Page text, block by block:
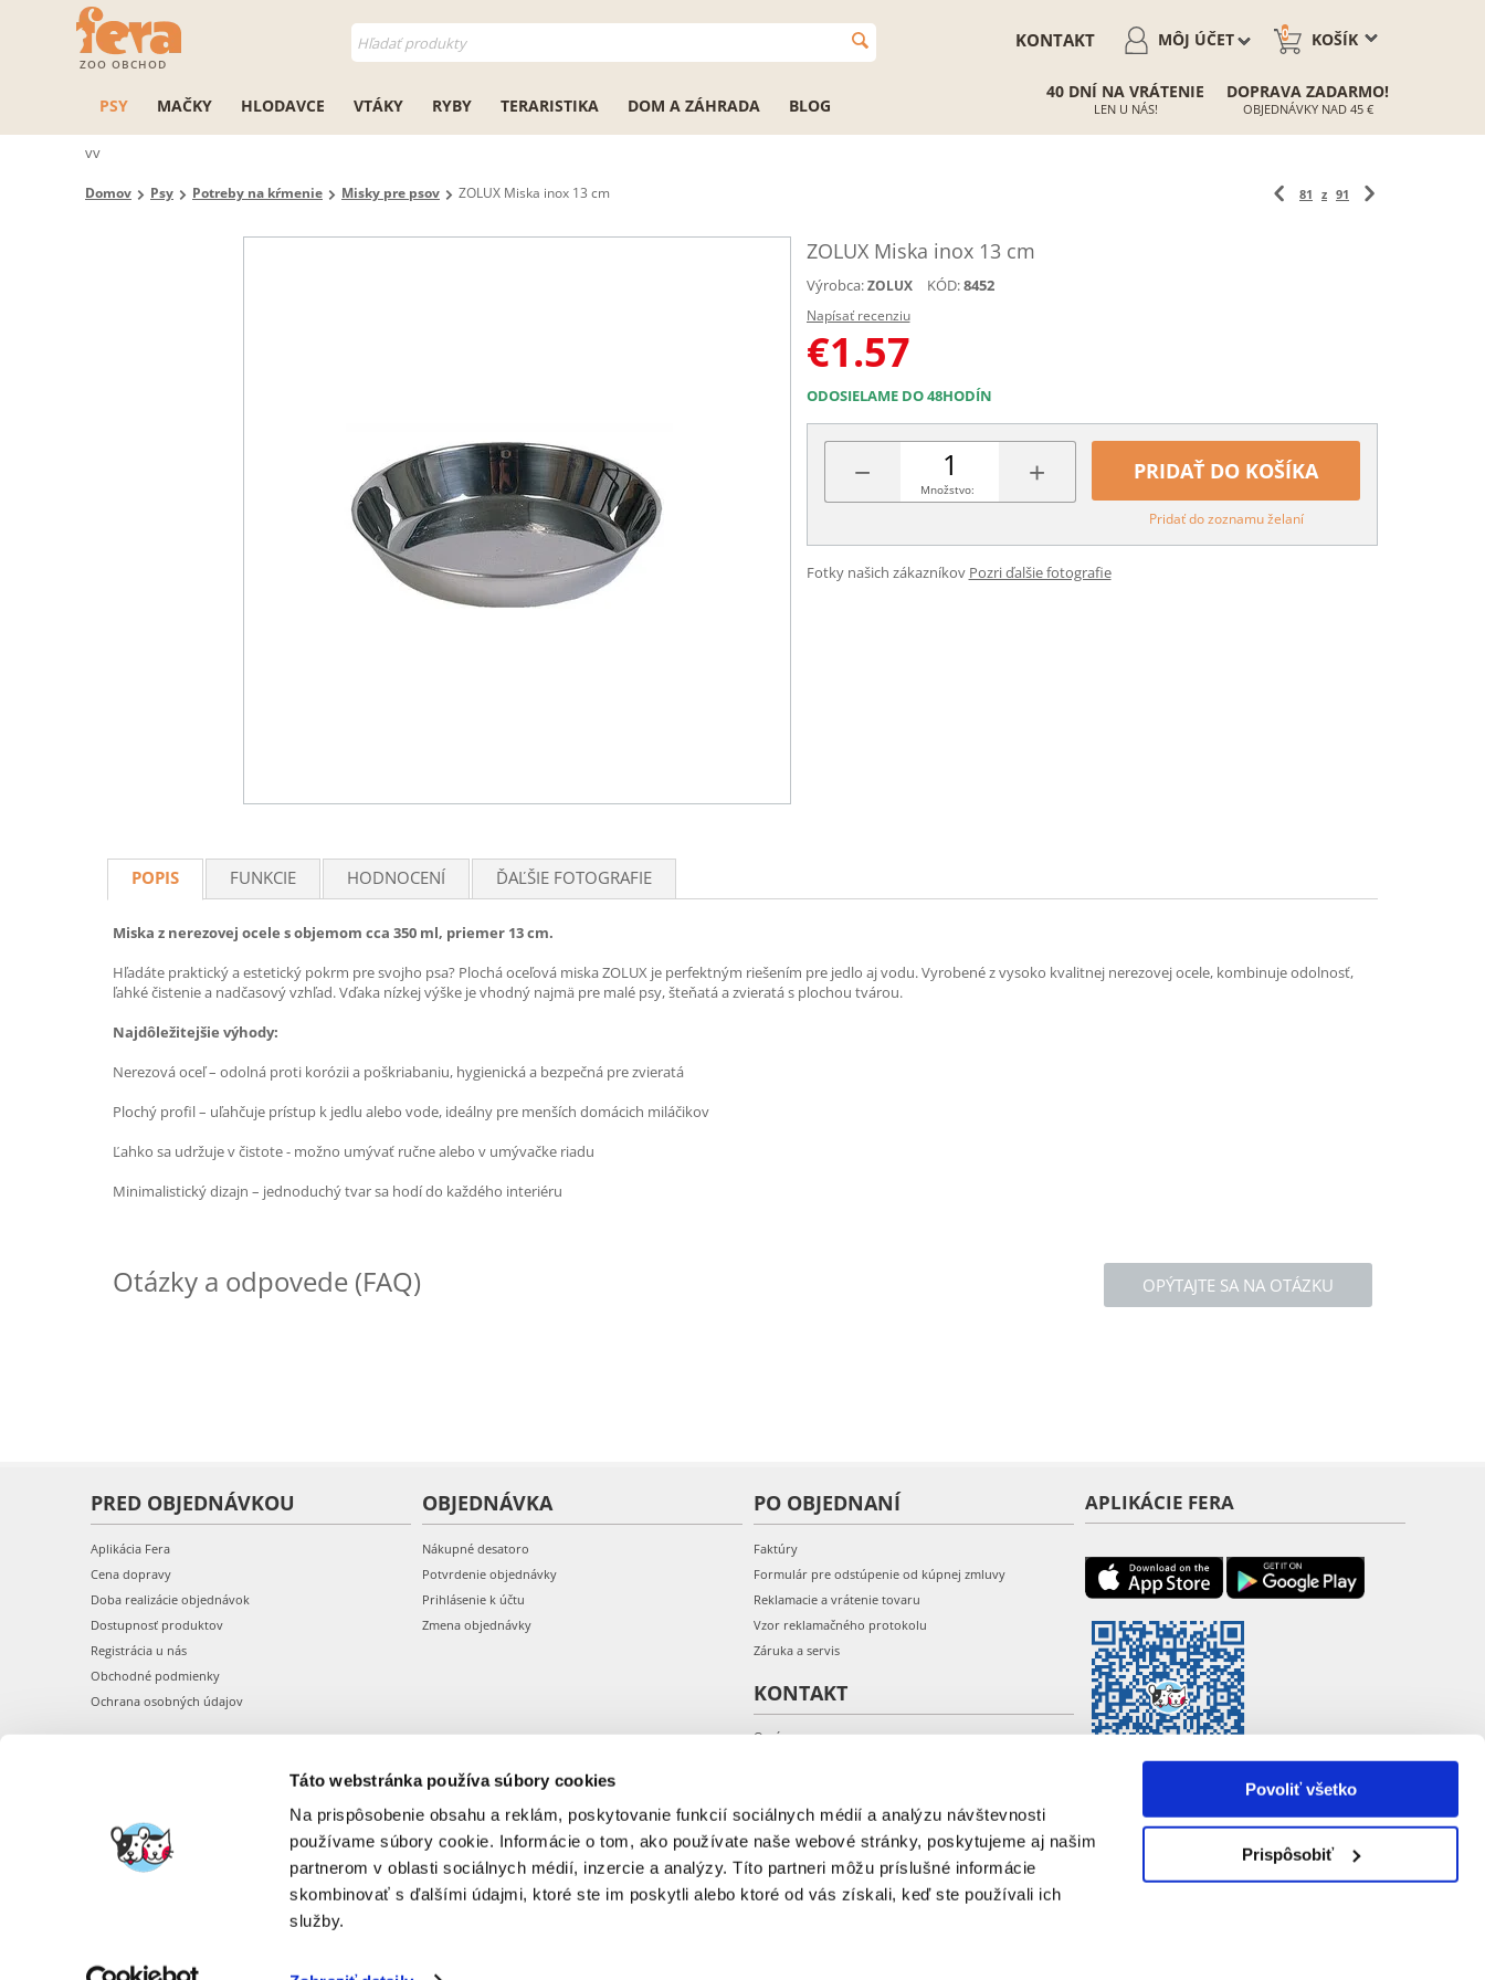
Táto webstránka používa súbory cookies
Na prispôsobenie obsahu a reklám, poskytovanie funkcií sociálnych médií a analýzu návštevnosti
používame súbory cookie. Informácie o tom, ako používate naše webové stránky, poskytujeme aj našim
partnerom v oblasti sociálnych médií, inzercie a analýzy. Títo partneri môžu príslušné informácie
skombinovať s ďalšími údajmi, ktoré ste im poskytli alebo ktoré od vás získali, keď ste používali ich
služby.
Povoliť všetko
Prispôsobiť
ZOO OBCHOD
KOŠÍK
0
MÔJ ÚČET
KONTAKT
PSY MAČKY HLODAVCE VTÁKY RYBY TERARISTIKA DOM A ZÁHRADA BLOG
40 DNÍ NA VRÁTENIE
LEN U NÁS!
DOPRAVA ZADARMO!
OBJEDNÁVKY NAD 45 €
vv
Domov Psy Potreby na kŕmenie Misky pre psov ZOLUX Miska inox 13 cm 81 z 91
ZOLUX Miska inox 13 cm
Výrobca: ZOLUX KÓD:8452
Napísať recenziu
€1.57
ODOSIELAME DO 48HODÍN
− +
Množstvo:
PRIDAŤ DO KOŠÍKA
Pridať do zoznamu želaní
Fotky našich zákazníkov Pozri ďalšie fotografie
POPIS FUNKCIE HODNOCENÍ ĎAĽŠIE FOTOGRAFIE
Miska z nerezovej ocele s objemom cca 350 ml, priemer 13 cm.
Hľadáte praktický a estetický pokrm pre svojho psa? Plochá oceľová miska ZOLUX je perfektným riešením pre jedlo aj vodu. Vyrobené z vysoko kvalitnej nerezovej ocele, kombinuje odolnosť,
ľahké čistenie a nadčasový vzhľad. Vďaka nízkej výške je vhodný najmä pre malé psy, šteňatá a zvieratá s plochou tvárou.
Najdôležitejšie výhody:
Nerezová oceľ – odolná proti korózii a poškriabaniu, hygienická a bezpečná pre zvieratá
Plochý profil – uľahčuje prístup k jedlu alebo vode, ideálny pre menších domácich miláčikov
Ľahko sa udržuje v čistote - možno umývať ručne alebo v umývačke riadu
Minimalistický dizajn – jednoduchý tvar sa hodí do každého interiéru
OPÝTAJTE SA NA OTÁZKU
Otázky a odpovede (FAQ)
PRED OBJEDNÁVKOU
Aplikácia Fera
Cena dopravy
Doba realizácie objednávok
Dostupnosť produktov
Registrácia u nás
Obchodné podmienky
Ochrana osobných údajov
OBJEDNÁVKA
Nákupné desatoro
Potvrdenie objednávky
Prihlásenie k účtu
Zmena objednávky
PO OBJEDNANÍ
Faktúry
Formulár pre odstúpenie od kúpnej zmluvy
Reklamacie a vrátenie tovaru
Vzor reklamačného protokolu
Záruka a servis
KONTAKT
O nás
APLIKÁCIE FERA